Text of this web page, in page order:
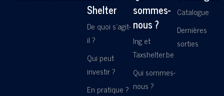
Shelter
De quoi s'agit-
il ?
Qui peut
investir ?
En pratique ?
sommes-
nous ?
Ing et
Taxshelter.be
Qui sommes-
nous ?
Catalogue
Dernières
sorties